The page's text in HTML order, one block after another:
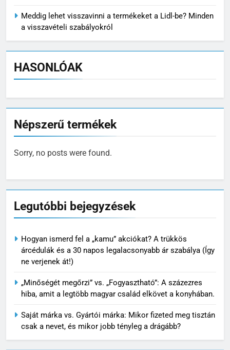
Meddig lehet visszavinni a termékeket a Lidl-be? Minden
a visszavételi szabályokról
HASONLÓAK
Népszerű termékek
Sorry, no posts were found.
Legutóbbi bejegyzések
Hogyan ismerd fel a „kamu” akciókat? A trükkös
árcédulák és a 30 napos legalacsonyabb ár szabálya (Így
ne verjenek át!)
„Minőségét megőrzi” vs. „Fogyasztható”: A százezres
hiba, amit a legtöbb magyar család elkövet a konyhában.
Saját márka vs. Gyártói márka: Mikor fizeted meg tisztán
csak a nevet, és mikor jobb tényleg a drágább?